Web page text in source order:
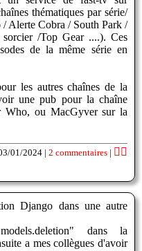
thématiques par série/
Alerte Cobra / South Park /
/Top Gear ....). Ces
de la même série en
les autres chaînes de la
une pub pour la chaîne
Who, ou MacGyver sur la
01/2024 | 2 commentaires | 👍🏽
Django dans une autre
dans la
a mes collègues d'avoir